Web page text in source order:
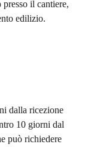
il cantiere,
edilizio.
dalla ricezione
10 giorni dal
può richiedere